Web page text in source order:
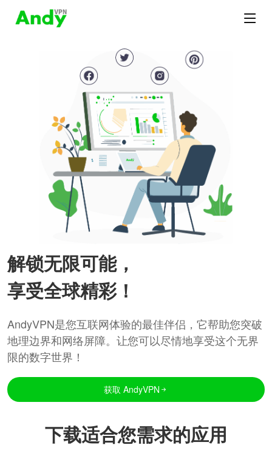
解锁无限可能，
享受全球精彩！
AndyVPN是您互联网体验的最佳伴侣，它帮助您突破
地理边界和网络屏障。让您可以尽情地享受这个无界
限的数字世界！
获取 AndyVPN
下载适合您需求的应用